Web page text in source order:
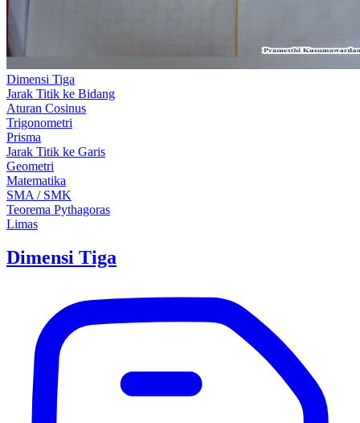
Dimensi Tiga
Jarak Titik ke Bidang
Aturan Cosinus
Trigonometri
Prisma
Jarak Titik ke Garis
Geometri
Matematika
SMA / SMK
Teorema Pythagoras
Limas
Dimensi Tiga